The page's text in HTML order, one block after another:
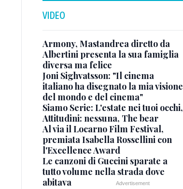
VIDEO
Armony, Mastandrea diretto da
Albertini presenta la sua famiglia
diversa ma felice
Joni Sighvatsson: "Il cinema
italiano ha disegnato la mia visione
del mondo e del cinema"
Siamo Serie: L'estate nei tuoi occhi,
Attitudini: nessuna, The bear
Al via il Locarno Film Festival,
premiata Isabella Rossellini con
l'Excellence Award
Le canzoni di Guccini sparate a
tutto volume nella strada dove
abitava